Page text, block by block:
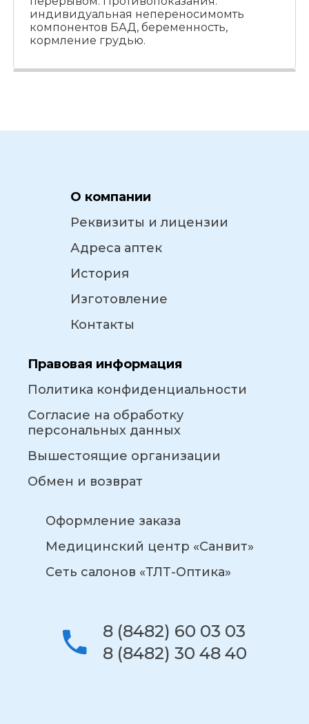
индивидуальная непереносимомть
компонентов БАД, беременность,
кормление грудью.
О компании
Реквизиты и лицензии
Адреса аптек
История
Изготовление
Контакты
Правовая информация
Политика конфиденциальности
Согласие на обработку
персональных данных
Вышестоящие организации
Обмен и возврат
Оформление заказа
Медицинский центр «Санвит»
Сеть салонов «ТЛТ-Оптика»
8 (8482) 60 03 03
8 (8482) 30 48 40